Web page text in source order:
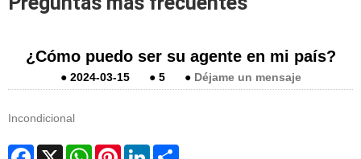
¿Cómo puedo ser su agente en mi país?
● 2024-03-15 ● 5 ● Déjame un mensaje
Incondicional
Facebook
X WhatsAppPinterestLinkedIn